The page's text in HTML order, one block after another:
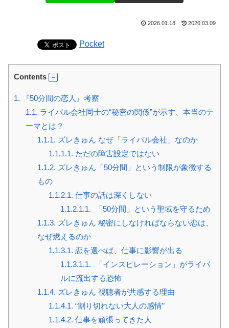
2026.01.18 2026.03.09
Pocket
Contents
1. 『50分間の恋人』考察
1.1. ライバル会社同士の“秘密の関係”が示す、本当のテ
ーマとは？
1.1.1. ズレきゅん なぜ「ライバル会社」なのか
1.1.1.1. ただの障害設定ではない
1.1.2. ズレきゅん「50分間」という制限が象徴する
もの
1.1.2.1. 仕事の話は深くしない
1.1.2.1.1. 「50分間」という聖域を守るため
1.1.3. ズレきゅん 秘密にしなければならない恋は、
なぜ燃えるのか
1.1.3.1. 恋を選べば、仕事に影響が出る
1.1.3.1.1. 「インスピレーション」がライバ
ルに流出する恐怖
1.1.4. ズレきゅん 視聴者が共感する理由
1.1.4.1. “割り切れない大人の感情”
1.1.4.2. 仕事を頑張ってきた人